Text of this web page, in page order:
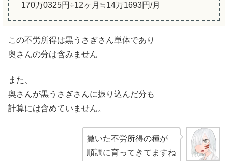
170万0325円÷12ヶ月≒14万1693円/月
この不労所得は黒うさぎさん単体であり
奥さんの分は含みません
また、
奥さんが黒うさぎさんに振り込んだ分も
計算には含めていません。
撒いた不労所得の種が
順調に育ってきてますね